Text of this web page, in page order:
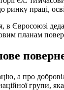
праці,
Євросоюзі
планам
а про
групи,